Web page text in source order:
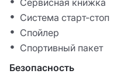
Сервисная книжка
Система старт-стоп
Спойлер
Спортивный пакет
Безопасность